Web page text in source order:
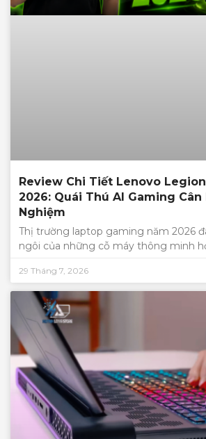
Review Chi Tiết Lenovo Legion
2026: Quái Thú AI Gaming
Nghiệm
Thị trường laptop gaming năm 2026
ngôi của những cỗ máy thông minh
29 Tháng 7, 2026